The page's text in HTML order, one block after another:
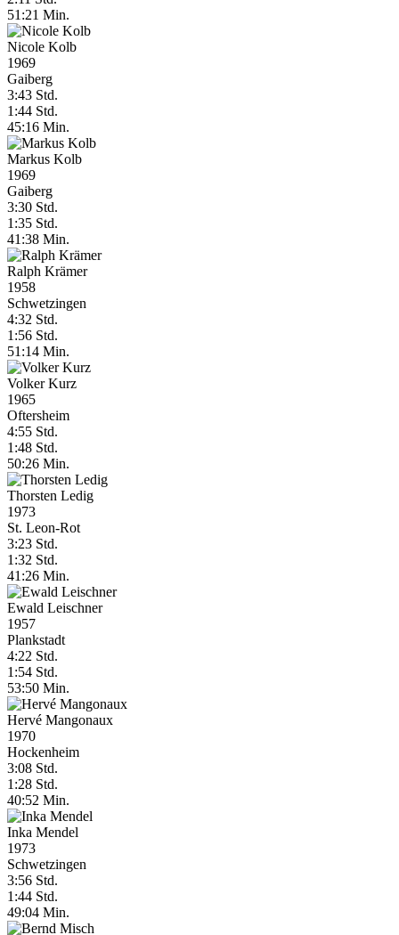
51:21 Min.
Nicole Kolb
1969
Gaiberg
3:43 Std.
1:44 Std.
45:16 Min.
Markus Kolb
1969
Gaiberg
3:30 Std.
1:35 Std.
41:38 Min.
Ralph Krämer
1958
Schwetzingen
4:32 Std.
1:56 Std.
51:14 Min.
Volker Kurz
1965
Oftersheim
4:55 Std.
1:48 Std.
50:26 Min.
Thorsten Ledig
1973
St. Leon-Rot
3:23 Std.
1:32 Std.
41:26 Min.
Ewald Leischner
1957
Plankstadt
4:22 Std.
1:54 Std.
53:50 Min.
Hervé Mangonaux
1970
Hockenheim
3:08 Std.
1:28 Std.
40:52 Min.
Inka Mendel
1973
Schwetzingen
3:56 Std.
1:44 Std.
49:04 Min.